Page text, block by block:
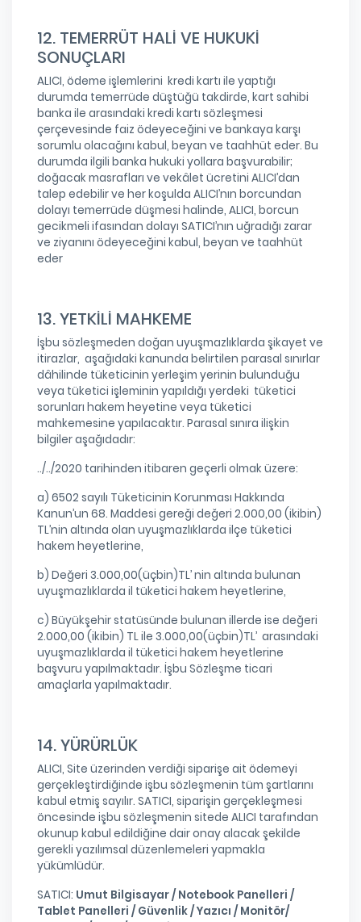
12. TEMERRÜT HALİ VE HUKUKİ
SONUÇLARI
ALICI, ödeme işlemlerini kredi kartı ile yaptığı
durumda temerrüde düştüğü takdirde, kart sahibi
banka ile arasındaki kredi kartı sözleşmesi
çerçevesinde faiz ödeyeceğini ve bankaya karşı
sorumlu olacağını kabul, beyan ve taahhüt eder. Bu
durumda ilgili banka hukuki yollara başvurabilir;
doğacak masrafları ve vekâlet ücretini ALICI’dan
talep edebilir ve her koşulda ALICI’nın borcundan
dolayı temerrüde düşmesi halinde, ALICI, borcun
gecikmeli ifasından dolayı SATICI’nın uğradığı zarar
ve ziyanını ödeyeceğini kabul, beyan ve taahhüt
eder
13. YETKİLİ MAHKEME
İşbu sözleşmeden doğan uyuşmazlıklarda şikayet ve
itirazlar, aşağıdaki kanunda belirtilen parasal sınırlar
dâhilinde tüketicinin yerleşim yerinin bulunduğu
veya tüketici işleminin yapıldığı yerdeki tüketici
sorunları hakem heyetine veya tüketici
mahkemesine yapılacaktır. Parasal sınıra ilişkin
bilgiler aşağıdadır:
../../2020 tarihinden itibaren geçerli olmak üzere:
a) 6502 sayılı Tüketicinin Korunması Hakkında
Kanun’un 68. Maddesi gereği değeri 2.000,00 (ikibin)
TL’nin altında olan uyuşmazlıklarda ilçe tüketici
hakem heyetlerine,
b) Değeri 3.000,00(üçbin)TL’ nin altında bulunan
uyuşmazlıklarda il tüketici hakem heyetlerine,
c) Büyükşehir statüsünde bulunan illerde ise değeri
2.000,00 (ikibin) TL ile 3.000,00(üçbin)TL’ arasındaki
uyuşmazlıklarda il tüketici hakem heyetlerine
başvuru yapılmaktadır. İşbu Sözleşme ticari
amaçlarla yapılmaktadır.
14. YÜRÜRLÜK
ALICI, Site üzerinden verdiği siparişe ait ödemeyi
gerçekleştirdiğinde işbu sözleşmenin tüm şartlarını
kabul etmiş sayılır. SATICI, siparişin gerçekleşmesi
öncesinde işbu sözleşmenin sitede ALICI tarafından
okunup kabul edildiğine dair onay alacak şekilde
gerekli yazılımsal düzenlemeleri yapmakla
yükümlüdür.
SATICI: Umut Bilgisayar / Notebook Panelleri /
Tablet Panelleri / Güvenlik / Yazıcı / Monitör/